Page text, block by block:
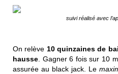
suivi réalisé avec
On relève 10 quinzaines de
hausse . Gagner 6 fois sur 10
assurée au black jack. Le